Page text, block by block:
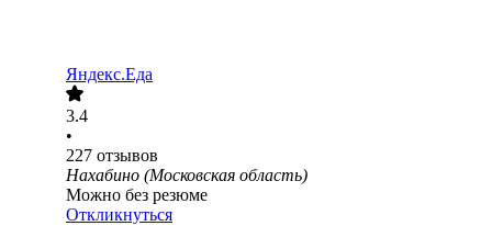
Яндекс.Еда
3.4
•
227 отзывов
Нахабино (Московская область)
Можно без резюме
Откликнуться